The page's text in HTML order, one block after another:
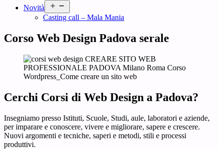
Novità
menu
Casting call – Mala Mania
Corso Web Design Padova serale
Cerchi Corsi di Web Design a Padova?
Insegniamo presso Istituti, Scuole, Studi, aule, laboratori e aziende,
per imparare e conoscere, vivere e migliorare, sapere e crescere.
Nuovi argomenti e tecniche, saperi e metodi, stili e processi
produttivi.